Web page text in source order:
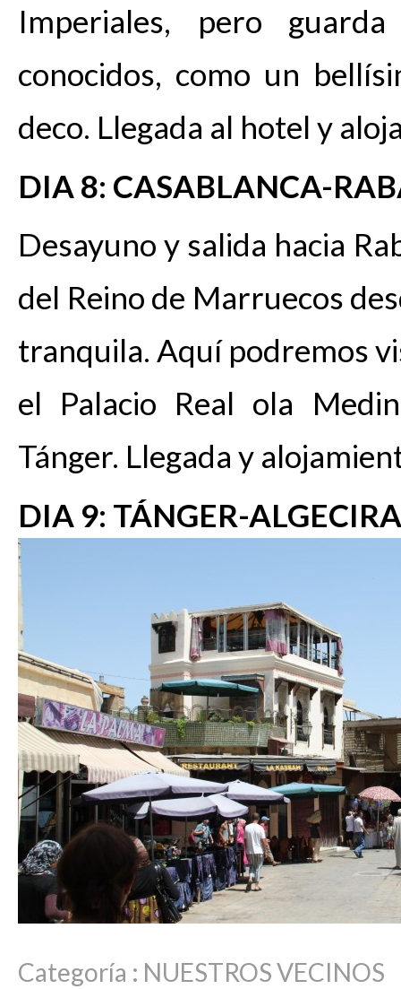
Imperiales, pero
conocidos, como un
deco. Llegada al hotel y
DIA 8: CASABLANCA-
Desayuno y salida hacia
del Reino de Marruecos
tranquila. Aquí podremos
el Palacio Real ola
Tánger. Llegada y
DIA 9: TÁNGER-
Categoría : NUESTROS VECINOS